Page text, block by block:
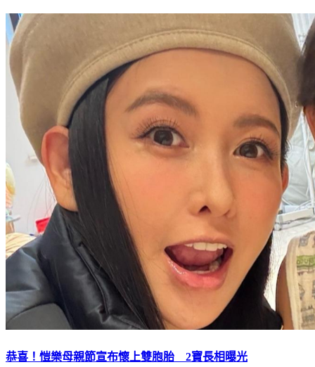
恭喜！愷樂母親節宣布懷上雙胞胎 2寶長相曝光